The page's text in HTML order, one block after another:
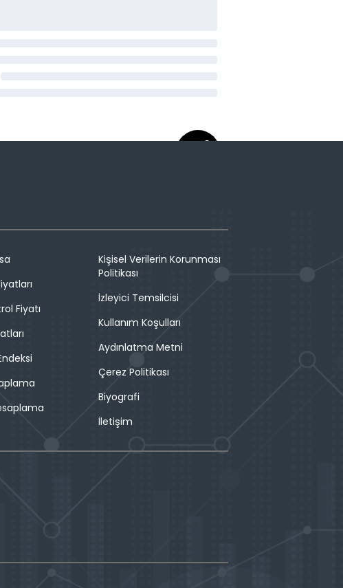
Fiyatı
Kişisel Verilerin Korunması
Politikası
İzleyici Temsilcisi
Kullanım Koşulları
Aydınlatma Metni
Çerez Politikası
Biyografi
İletişim